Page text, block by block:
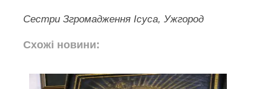
Сестри Згромадження Ісуса, Ужгород
Схожі новини: